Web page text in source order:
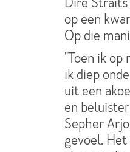
op een
Op die
"Toen ik op
ik diep
uit een
en
Sepher
gevoel.